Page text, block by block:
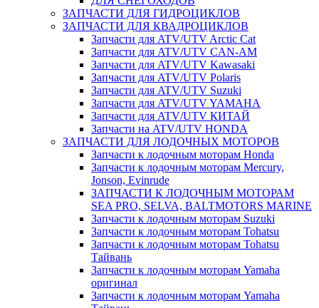
ЗАПЧАСТИ ДЛЯ ГИДРОЦИКЛОВ
ЗАПЧАСТИ ДЛЯ КВАДРОЦИКЛОВ
Запчасти для ATV/UTV Arctic Cat
Запчасти для ATV/UTV CAN-AM
Запчасти для ATV/UTV Kawasaki
Запчасти для ATV/UTV Polaris
Запчасти для ATV/UTV Suzuki
Запчасти для ATV/UTV YAMAHA
Запчасти для ATV/UTV КИТАЙ
Запчасти на ATV/UTV HONDA
ЗАПЧАСТИ ДЛЯ ЛОДОЧНЫХ МОТОРОВ
Запчасти к лодочным моторам Honda
Запчасти к лодочным моторам Mercury,
Jonson, Evinrude
ЗАПЧАСТИ К ЛОДОЧНЫМ МОТОРАМ
SEA PRO, SELVA, BALTMOTORS MARINE
Запчасти к лодочным моторам Suzuki
Запчасти к лодочным моторам Tohatsu
Запчасти к лодочным моторам Tohatsu
Тайвань
Запчасти к лодочным моторам Yamaha
оригинал
Запчасти к лодочным моторам Yamaha